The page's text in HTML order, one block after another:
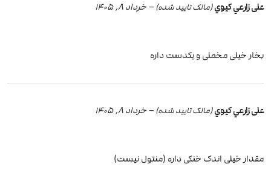
علی زارعي کيوي(مالک تایید شده) –خرداد 8, 1405
بخار خیلی مخملی و یکدست داره
علی زارعي کيوي(مالک تایید شده) –خرداد 8, 1405
مقدار خیلی اندک خنکی داره (منتول نیست)